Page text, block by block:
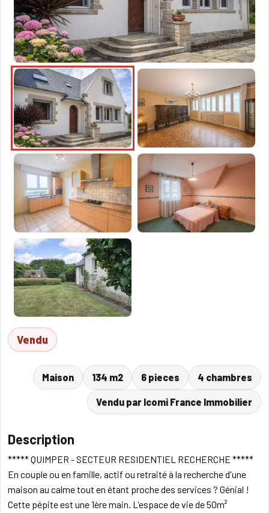
Vendu
Maison 134 m2 6 pieces 4 chambres
Vendu par Icomi France Immobilier
Description
***** QUIMPER - SECTEUR RESIDENTIEL RECHERCHE *****
En couple ou en famille, actif ou retraité à la recherche d'une
maison au calme tout en étant proche des services ? Génial !
Cette pépite est une 1ère main. L'espace de vie de 50m²